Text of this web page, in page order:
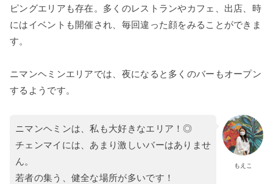
ピングエリアも存在。多くのレストランやカフェ、出店、時
にはイベントも開催され、毎回違った顔をみることができま
す。
ニマンヘミンエリアでは、夜になると多くのバーもオープン
するようです。
もえこ
ニマンヘミンは、私も大好きなエリア！◎
チェンマイには、あまり激しいバーはありませ
ん。
若者の集う、健全な場所が多いです！